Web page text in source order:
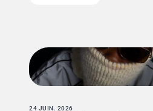
24 JUIN. 2026